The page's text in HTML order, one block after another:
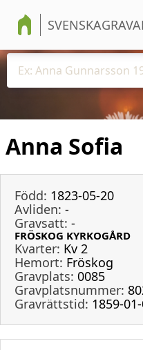
Anna Sofia
Född: 1823-05-20
Avliden: -
Gravsatt: -
FRÖSKOG KYRKOGÅRD
Kvarter: Kv 2
Hemort: Fröskog
Gravplats: 0085
Gravplatsnummer:
Gravrättstid: 1859-